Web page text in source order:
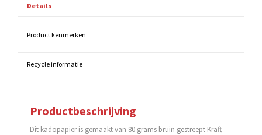
Details
Product kenmerken
Recycle informatie
Productbeschrijving
Dit kadopapier is gemaakt van 80 grams bruin gestreept Kraft